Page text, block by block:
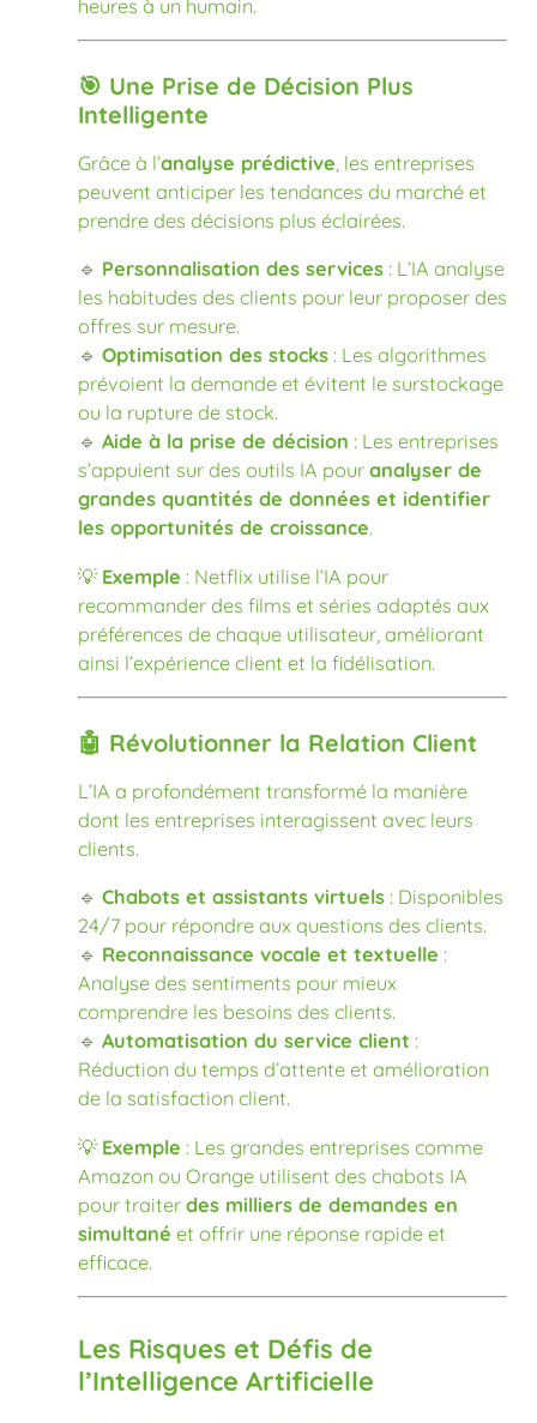
heures à un humain.
🎯 Une Prise de Décision Plus
Intelligente
Grâce à l’analyse prédictive, les entreprises
peuvent anticiper les tendances du marché et
prendre des décisions plus éclairées.
🔹 Personnalisation des services: L’IA analyse
les habitudes des clients pour leur proposer des
offres sur mesure.
🔹 Optimisation des stocks: Les algorithmes
prévoient la demande et évitent le surstockage
ou la rupture de stock.
🔹 Aide à la prise de décision : Les entreprises
s’appuient sur des outils IA pour analyser de
grandes quantités de données et identifier
les opportunités de croissance.
💡 Exemple : Netflix utilise l’IA pour
recommander des films et séries adaptés aux
préférences de chaque utilisateur, améliorant
ainsi l’expérience client et la fidélisation.
🤖 Révolutionner la Relation Client
L’IA a profondément transformé la manière
dont les entreprises interagissent avec leurs
clients.
🔹 Chabots et assistants virtuels: Disponibles
24/7 pour répondre aux questions des clients.
🔹 Reconnaissance vocale et textuelle :
Analyse des sentiments pour mieux
comprendre les besoins des clients.
🔹 Automatisation du service client :
Réduction du temps d’attente et amélioration
de la satisfaction client.
💡 Exemple : Les grandes entreprises comme
Amazon ou Orange utilisent des chabots IA
pour traiter des milliers de demandes en
simultané et offrir une réponse rapide et
efficace.
Les Risques et Défis de
l’Intelligence Artificielle